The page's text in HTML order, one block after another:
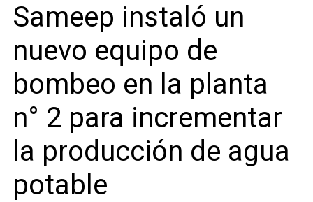
Sameep instaló un
nuevo equipo de
bombeo en la planta
n° 2 para incrementar
la producción de agua
potable